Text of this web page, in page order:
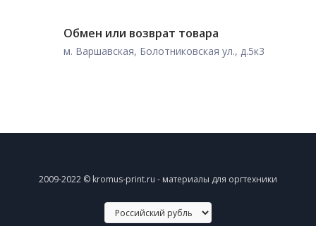
Обмен или возврат товара
м. Варшавская, Болотниковская ул., д.5к3
2009-2022 © kromus-print.ru - материалы для оргтехники